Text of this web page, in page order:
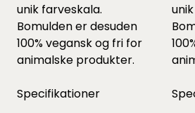
unik farveskala.
Bomulden er desuden
100% vegansk og fri for
animalske produkter.
Specifikationer